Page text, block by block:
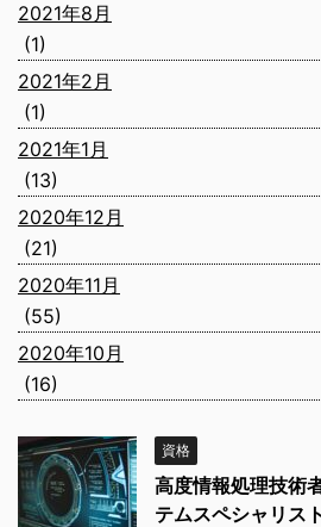
2021年8月
(1)
2021年2月
(1)
2021年1月
(13)
2020年12月
(21)
2020年11月
(55)
2020年10月
(16)
資格
高度情報処理技術
テムスペシャリス